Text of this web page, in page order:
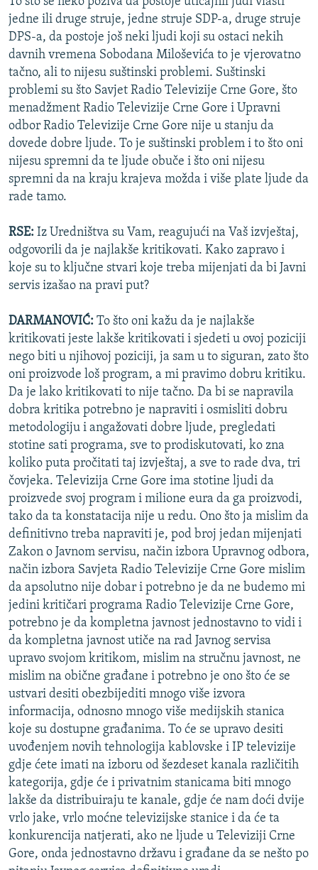
jedne ili druge struje, jedne struje SDP-a, druge struje
DPS-a, da postoje još neki ljudi koji su ostaci nekih
davnih vremena Sobodana Miloševića to je vjerovatno
tačno, ali to nijesu suštinski problemi. Suštinski
problemi su što Savjet Radio Televizije Crne Gore, što
menadžment Radio Televizije Crne Gore i Upravni
odbor Radio Televizije Crne Gore nije u stanju da
dovede dobre ljude. To je suštinski problem i to što oni
nijesu spremni da te ljude obuče i što oni nijesu
spremni da na kraju krajeva možda i više plate ljude da
rade tamo.
RSE: Iz Uredništva su Vam, reagujući na Vaš izvještaj,
odgovorili da je najlakše kritikovati. Kako zapravo i
koje su to ključne stvari koje treba mijenjati da bi Javni
servis izašao na pravi put?
DARMANOVIĆ: To što oni kažu da je najlakše
kritikovati jeste lakše kritikovati i sjedeti u ovoj poziciji
nego biti u njihovoj poziciji, ja sam u to siguran, zato što
oni proizvode loš program, a mi pravimo dobru kritiku.
Da je lako kritikovati to nije tačno. Da bi se napravila
dobra kritika potrebno je napraviti i osmisliti dobru
metodologiju i angažovati dobre ljude, pregledati
stotine sati programa, sve to prodiskutovati, ko zna
koliko puta pročitati taj izvještaj, a sve to rade dva, tri
čovjeka. Televizija Crne Gore ima stotine ljudi da
proizvede svoj program i milione eura da ga proizvodi,
tako da ta konstatacija nije u redu. Ono što ja mislim da
definitivno treba napraviti je, pod broj jedan mijenjati
Zakon o Javnom servisu, način izbora Upravnog odbora,
način izbora Savjeta Radio Televizije Crne Gore mislim
da apsolutno nije dobar i potrebno je da ne budemo mi
jedini kritičari programa Radio Televizije Crne Gore,
potrebno je da kompletna javnost jednostavno to vidi i
da kompletna javnost utiče na rad Javnog servisa
upravo svojom kritikom, mislim na stručnu javnost, ne
mislim na obične građane i potrebno je ono što će se
ustvari desiti obezbijediti mnogo više izvora
informacija, odnosno mnogo više medijskih stanica
koje su dostupne građanima. To će se upravo desiti
uvođenjem novih tehnologija kablovske i IP televizije
gdje ćete imati na izboru od šezdeset kanala različitih
kategorija, gdje će i privatnim stanicama biti mnogo
lakše da distribuiraju te kanale, gdje će nam doći dvije
vrlo jake, vrlo moćne televizijske stanice i da će ta
konkurencija natjerati, ako ne ljude u Televiziji Crne
Gore, onda jednostavno državu i građane da se nešto po